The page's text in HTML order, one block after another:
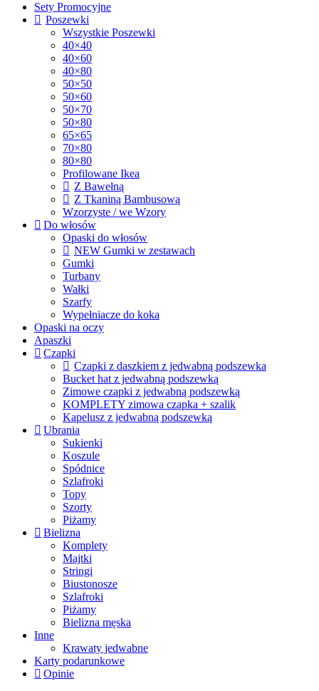
Sety Promocyjne
Poszewki
Wszystkie Poszewki
40×40
40×60
40×80
50×50
50×60
50×70
50×80
65×65
70×80
80×80
Profilowane Ikea
Z Bawełną
Z Tkaniną Bambusową
Wzorzyste / we Wzory
Do włosów
Opaski do włosów
NEW Gumki w zestawach
Gumki
Turbany
Wałki
Szarfy
Wypełniacze do koka
Opaski na oczy
Apaszki
Czapki
Czapki z daszkiem z jedwabną podszewka
Bucket hat z jedwabną podszewką
Zimowe czapki z jedwabną podszewką
KOMPLETY zimowa czapka + szalik
Kapelusz z jedwabną podszewką
Ubrania
Sukienki
Koszule
Spódnice
Szlafroki
Topy
Szorty
Piżamy
Bielizna
Komplety
Majtki
Stringi
Biustonosze
Szlafroki
Piżamy
Bielizna męska
Inne
Krawaty jedwabne
Karty podarunkowe
Opinie